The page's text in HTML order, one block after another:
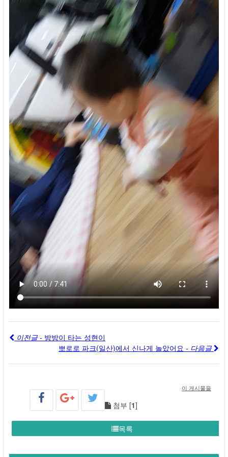
이전글 - 방방이 타는 성현이
뽀로로 파크(일산)에서 신나게 놀았어요 - 다음글
이 게시물을
첨부 [1]
목록